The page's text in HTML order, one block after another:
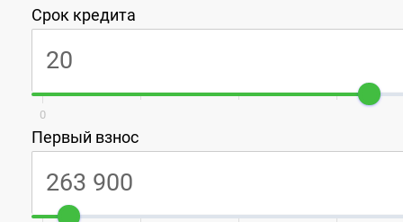
Срок кредита
0
Первый взнос